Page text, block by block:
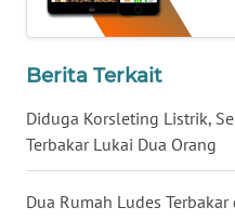
Berita Terkait
Diduga Korsleting Listrik,
Terbakar Lukai Dua Orang
Dua Rumah Ludes
WN
NTB
SULTENG
WN
SULBAR